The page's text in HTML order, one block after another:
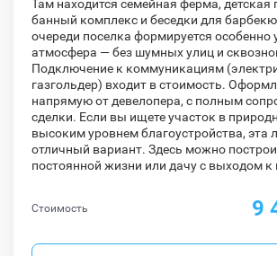
Стоимость 9
Там находится семейная ферма, детская
банный комплекс и беседки для
очереди поселка формируется особенно
атмосфера — без шумных улиц и
Подключение к коммуникациям
газгольдер) входит в стоимость.
напрямую от девелопера, с полным
сделки. Если вы ищете участок в
высоким уровнем благоустройства, эта
отличный вариант. Здесь можно
постоянной жизни или дачу с выходом к